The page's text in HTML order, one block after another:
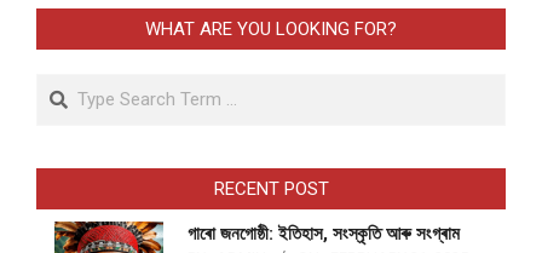
WHAT ARE YOU LOOKING FOR?
Search
RECENT POST
গাৰো জনগোষ্ঠী: ইতিহাস, সংস্কৃতি আৰু সংগ্ৰাম